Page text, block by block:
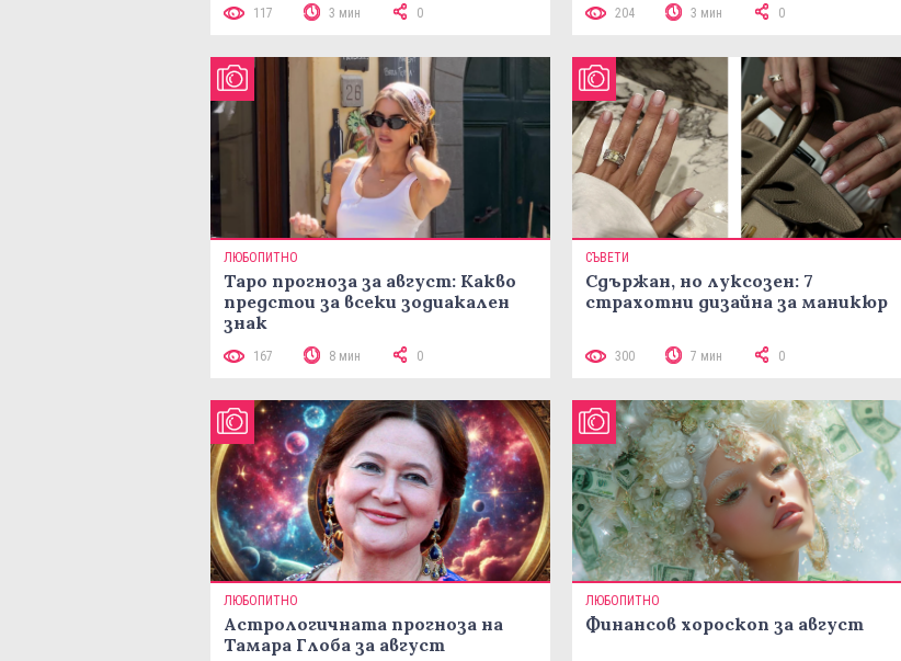
117 3 мин 0 204 3 мин 0
ЛЮБОПИТНО
Таро прогноза за август: Какво
предстои за всеки зодиакален
знак
167 8 мин 0
СЪВЕТИ
Сдържан, но луксозен: 7
страхотни дизайна за маникюр
300 7 мин 0
ЛЮБОПИТНО
Астрологичната прогноза на
Тамара Глоба за август
ЛЮБОПИТНО
Финансов хороскоп за август